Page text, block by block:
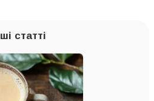
статті